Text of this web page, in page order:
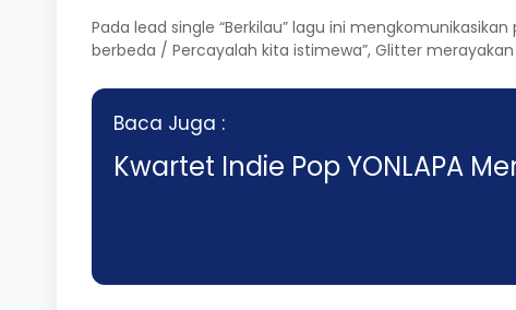
Pada lead single “Berkilau” lagu ini
berbeda / Percayalah kita istimewa”, Glitter
Baca Juga :
Kwartet Indie Pop YONLAPA